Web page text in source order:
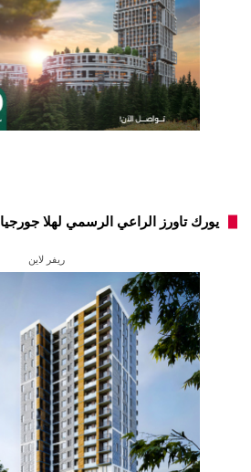
يورك تاورز الراعي الرسمي لهلا جورجيا
ريفر لاين